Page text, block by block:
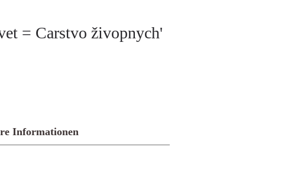
= Carstvo živopnych'
Informationen